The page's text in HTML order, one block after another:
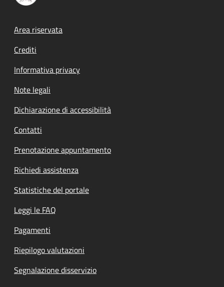
Footer menu
Area riservata
Crediti
Informativa privacy
Note legali
Dichiarazione di accessibilità
Contatti
Prenotazione appuntamento
Richiedi assistenza
Statistiche del portale
Leggi le FAQ
Pagamenti
Riepilogo valutazioni
Segnalazione disservizio